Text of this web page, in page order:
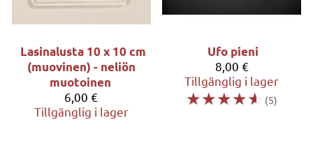
Lasinalusta 10 x 10 cm
(muovinen) - neliön
muotoinen
6,00 €
Tillgänglig i lager
Ufo pieni
8,00 €
Tillgänglig i lager
☆☆☆☆☆ (5)